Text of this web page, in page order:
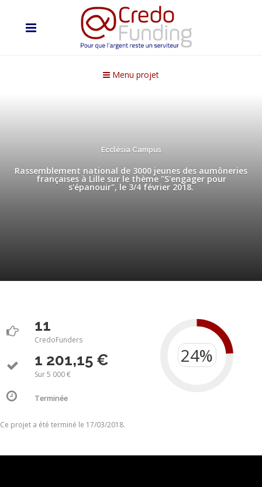
Menu projet
Ecclésia Campus
Rassemblement national de 3000 jeunes des aumôneries
françaises à Lille sur le thème "S'engager pour
s'épanouir", le 3/4 février 2018.
11
CredoFunders
1 201,15 €
Sur 5 000 €
Terminée
Ce projet a été terminé le 17/03/2018.